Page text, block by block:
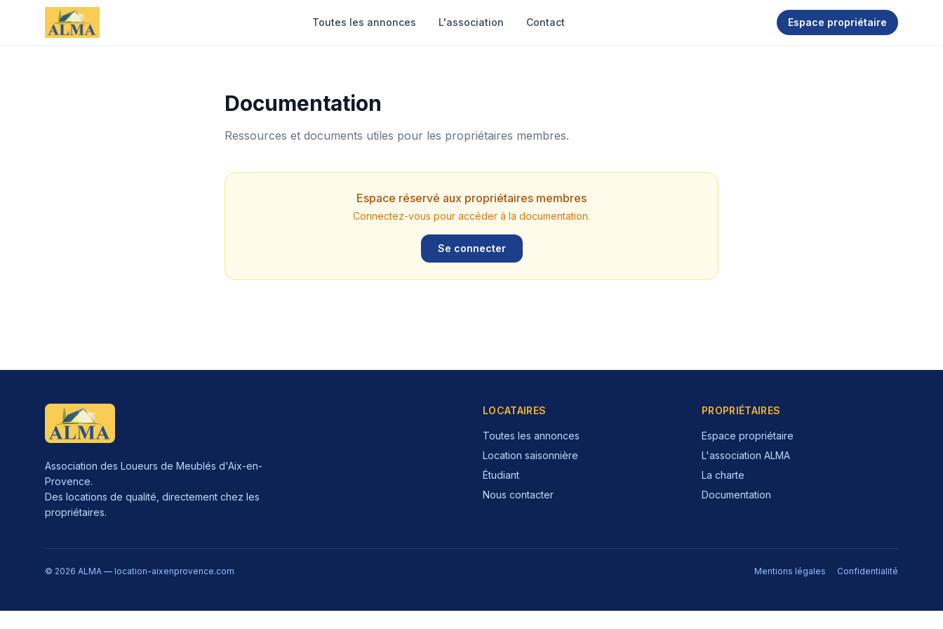
Toutes les annonces L'association Contact Espace propriétaire
Documentation
Ressources et documents utiles pour les propriétaires membres.
Espace réservé aux propriétaires membres
Connectez-vous pour accéder à la documentation.
Se connecter
Association des Loueurs de Meublés d'Aix-en-
Provence.
Des locations de qualité, directement chez les
propriétaires.
LOCATAIRES
Toutes les annonces
Location saisonnière
Étudiant
Nous contacter
PROPRIÉTAIRES
Espace propriétaire
L'association ALMA
La charte
Documentation
© 2026 ALMA — location-aixenprovence.com Mentions légales Confidentialité